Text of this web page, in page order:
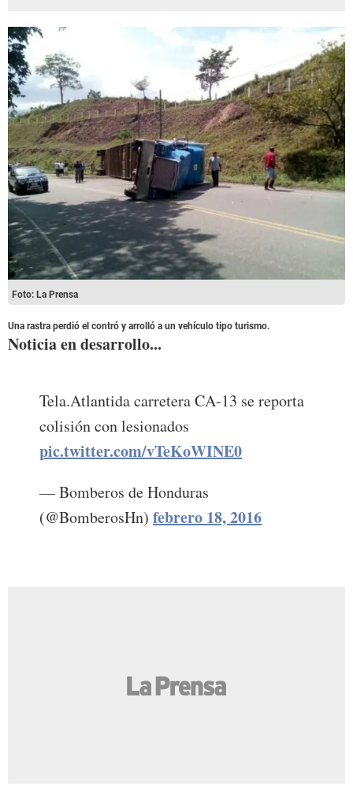
Foto: La Prensa
Una rastra perdió el contró y arrolló a un vehículo tipo turismo.
Noticia en desarrollo...
Tela.Atlantida carretera CA-13 se reporta
colisión con lesionados
pic.twitter.com/vTeKoWINE0
— Bomberos de Honduras
(@BomberosHn) febrero 18, 2016